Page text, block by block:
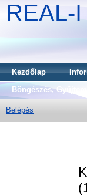
REAL-I
Kezdőlap
Böngészés,
Belépés